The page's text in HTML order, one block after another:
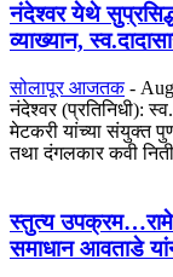
नंदेश्वर येथे
व्याख्यान,
सोलापूर आजतक -
नंदेश्वर (प्रतिनिधी):
मेटकरी यांच्या संयुक्त
तथा दंगलकार कवी
स्तुत्य
समाधान आवताडे